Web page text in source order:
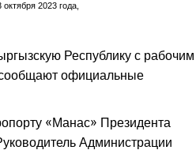
2023 года,
Республику с рабочим
сообщают официальные
«Манас» Президента
Администрации